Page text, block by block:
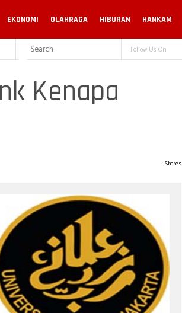
EKONOMI OLAHRAGA HIBURAN HANKAM
Follow Us On
Kenapa
Shares